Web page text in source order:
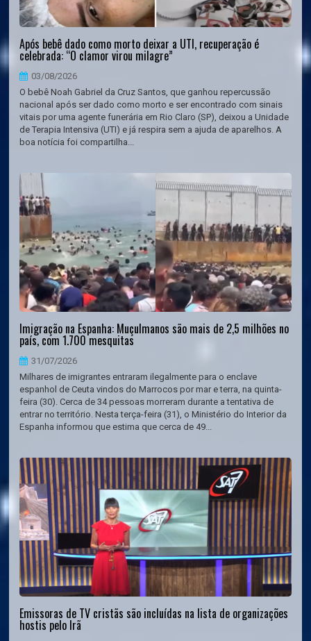
Após bebê dado como morto deixar a UTI, recuperação é
celebrada: “O clamor virou milagre”
03/08/2026
O bebê Noah Gabriel da Cruz Santos, que ganhou repercussão
nacional após ser dado como morto e ser encontrado com sinais
vitais por uma agente funerária em Rio Claro (SP), deixou a Unidade
de Terapia Intensiva (UTI) e já respira sem a ajuda de aparelhos. A
boa notícia foi compartilha...
Imigração na Espanha: Muçulmanos são mais de 2,5 milhões no
país, com 1.700 mesquitas
31/07/2026
Milhares de imigrantes entraram ilegalmente para o enclave
espanhol de Ceuta vindos do Marrocos por mar e terra, na quinta-
feira (30). Cerca de 34 pessoas morreram durante a tentativa de
entrar no território. Nesta terça-feira (31), o Ministério do Interior da
Espanha informou que estima que cerca de 49...
Emissoras de TV cristãs são incluídas na lista de organizações
hostis pelo Irã